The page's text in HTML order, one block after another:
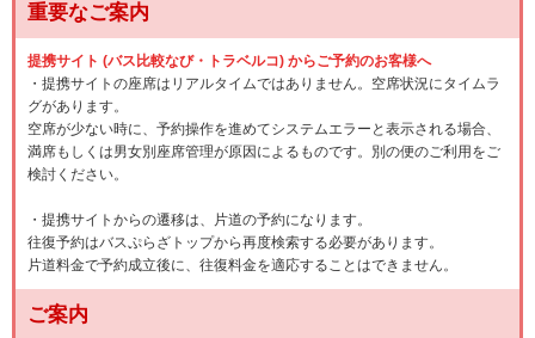
重要なご案内
提携サイト (バス比較なび・トラベルコ) からご予約のお客様へ
・提携サイトの座席はリアルタイムではありません。空席状況にタイムラ
グがあります。
空席が少ない時に、予約操作を進めてシステムエラーと表示される場合、
満席もしくは男女別座席管理が原因によるものです。別の便のご利用をご
検討ください。
・提携サイトからの遷移は、片道の予約になります。
往復予約はバスぷらざトップから再度検索する必要があります。
片道料金で予約成立後に、往復料金を適応することはできません。
ご案内